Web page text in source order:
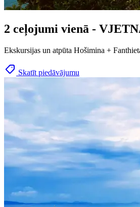
2 ceļojumi vienā -
Ekskursijas un atpūta Hošimina +
Skatīt piedāvājumu